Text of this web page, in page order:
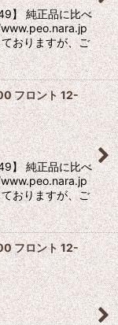
】 純正品に比べ
おりますが、ご
フロント 12-
】 純正品に比べ
おりますが、ご
フロント 12-